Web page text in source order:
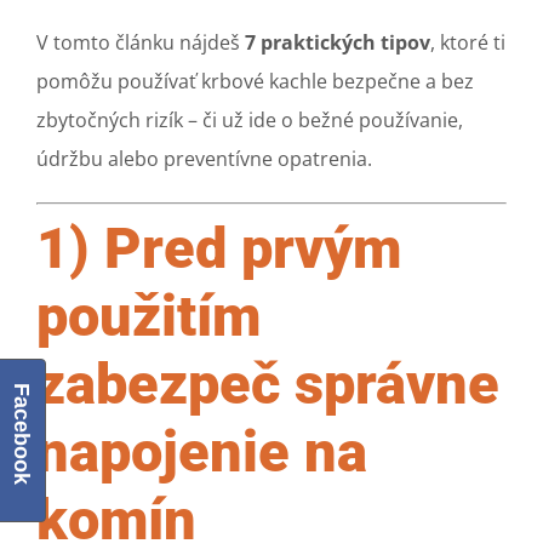
V tomto článku nájdeš 7 praktických tipov, ktoré ti
pomôžu používať krbové kachle bezpečne a bez
zbytočných rizík – či už ide o bežné používanie,
údržbu alebo preventívne opatrenia.
1) Pred prvým
použitím
zabezpeč správne
napojenie na
komín
Facebook